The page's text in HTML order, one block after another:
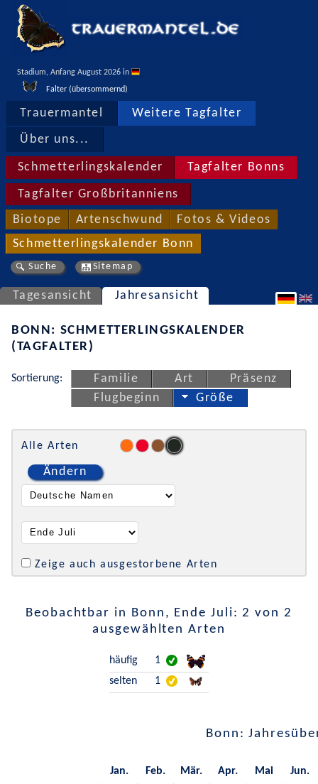
Stadium, Anfang August 2026 in
Falter (übersommernd)
Trauermantel Weitere Tagfalter
Über uns...
Schmetterlingskalender Tagfalter Bonns
Tagfalter Großbritanniens
Biotope Artenschwund Fotos & Videos
Schmetterlingskalender Bonn
Suche Sitemap
Tagesansicht Jahresansicht
BONN: SCHMETTERLINGSKALENDER
(TAGFALTER)
Sortierung: Familie Art
Präsenz
Flugbeginn
Größe
Alle Arten
Ändern
Zeige auch ausgestorbene Arten
Beobachtbar in Bonn, Ende Juli: 2 von 2
ausgewählten Arten
häufig
1
selten
1
Bonn:
Jan. Feb. Mär. Apr. Mai Jun.